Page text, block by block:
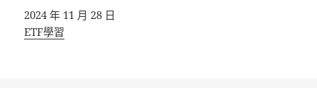
日期
2024 年 11 月 28 日
關於
ETF學習